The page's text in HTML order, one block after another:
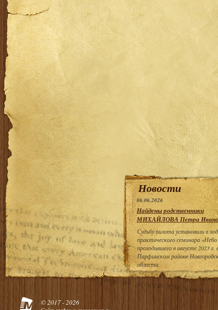
Новости
06.06.2026
Найдены родственники
МИХАЙЛОВА Петра
Судьбу пилота установили в
практического семинара
проходившего в августе 2023 г.
Парфинском районе
области.
© 2017 - 2026